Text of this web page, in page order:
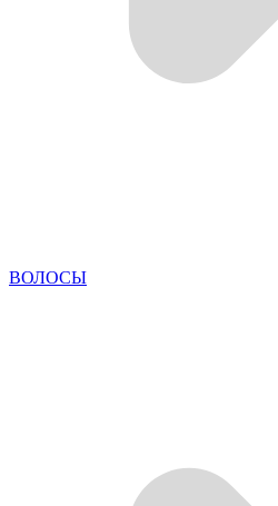
ВОЛОСЫ